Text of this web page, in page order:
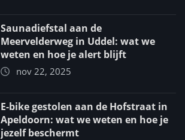
Saunadiefstal aan de
Meervelderweg in Uddel: wat we
weten en hoe je alert blijft
nov 22, 2025
E-bike gestolen aan de Hofstraat in
Apeldoorn: wat we weten en hoe je
jezelf beschermt